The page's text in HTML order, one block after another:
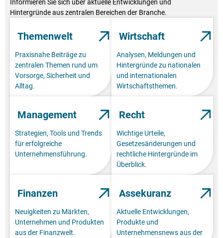
Informieren Sie sich über aktuelle Entwicklungen und
Hintergründe aus zentralen Bereichen der Branche.
Themenwelt
Praxisnahe Beiträge zu
zentralen Themen rund um
Vorsorge, Sicherheit und
Alltag.
Wirtschaft
Analysen, Meldungen und
Hintergründe zu nationalen
und internationalen
Wirtschaftsthemen.
Management
Strategien, Tools und Trends
für erfolgreiche
Unternehmensführung.
Recht
Wichtige Urteile,
Gesetzesänderungen und
rechtliche Hintergründe im
Überblick.
Finanzen
Neuigkeiten zu Märkten,
Unternehmen und Produkten
aus der Finanzwelt.
Assekuranz
Aktuelle Entwicklungen,
Produkte und
Unternehmensnews aus der